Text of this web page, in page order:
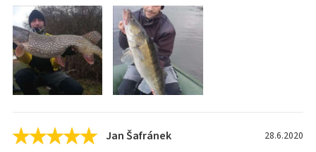
Jan Šafránek 28.6.2020